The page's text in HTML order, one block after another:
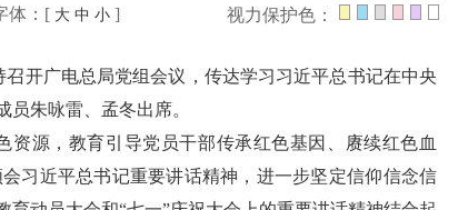
体：[ 大 中 小 ] 视力保护色：
开广电总局党组会议，传达学习习近平总书记在中央
朱咏雷、孟冬出席。
源，教育引导党员干部传承红色基因、赓续红色血
习近平总书记重要讲话精神，进一步坚定信仰信念信